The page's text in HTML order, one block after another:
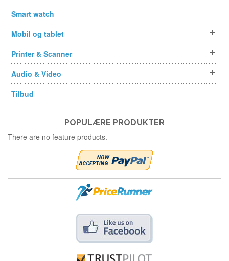
Smart watch
Mobil og tablet
Printer & Scanner
Audio & Video
Tilbud
POPULÆRE PRODUKTER
There are no feature products.